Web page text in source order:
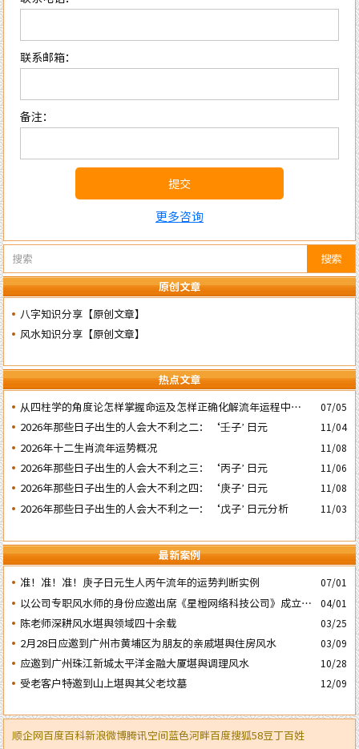
搜索
原创文章
八字知识分享【原创文章】
风水知识分享【原创文章】
热点文章
​从四柱学的角度论怎样掌握命运及怎样正确化解流年运程中的灾
祸
07/05
2026年那些日子出生的人会大不利之二：‘壬子’ 日元 11/04
2026年十二生肖流年运势概况 11/08
2026年那些日子出生的人会大不利之三：‘丙子’ 日元 11/06
2026年那些日子出生的人会大不利之四：‘庚子’ 日元 11/08
2026年那些日子出生的人会大不利之一：‘戊子’ 日元分析 11/03
最新案例
准！准！准！庚子日元生人丙午流年的运势判断实例
07/01
以公司专职风水师的身份应邀出席《星橙网络科技公司》成立5
周年庆典
04/01
陈老师深耕风水堪舆领域四十余载 03/25
2月28日应邀到广州市黄埔区为朋友的亲戚堪舆住房风水 03/09
应邀到广州珠江新城太平洋金融大厦堪舆调理风水 10/28
受老客户特邀到山上堪舆其父老坟墓 12/09
联系邮箱：
备注：
提交
更多咨询
顺企网百度百科新浪微博腾讯空间蓝色河畔百度搜狐58豆丁百姓